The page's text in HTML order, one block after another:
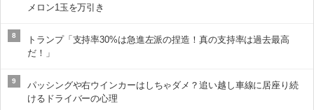
メロン1玉を万引き
8
トランプ「支持率30%は急進左派の捏造！真の支持率は過去最高
だ！」
9
パッシングや右ウインカーはしちゃダメ？追い越し車線に居座り続
けるドライバーの心理